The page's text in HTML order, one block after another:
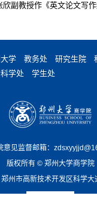
欣副教授作《英文论文写
学 教务处 研究生院
学处
学生处
意见监督邮箱：
版权所有 ©️ 郑州大学商学院
州市高新技术开发区科学大